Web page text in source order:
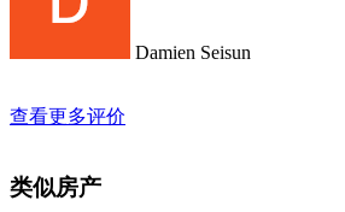
Damien Seisun
查看更多评价
类似房产